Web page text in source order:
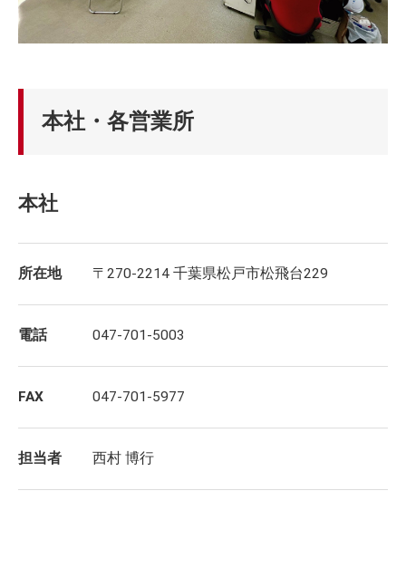
本社・各営業所
本社
所在地 〒270-2214 千葉県松戸市松飛台229
電話 047-701-5003
FAX 047-701-5977
担当者 西村 博行